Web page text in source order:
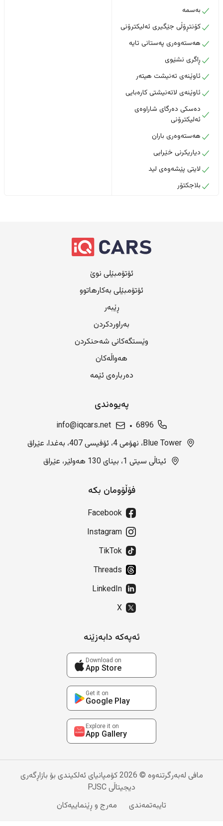
بەسمە
کۆنتڕۆڵی جێگیری ئەلیکترۆنی
هەستەوەری پەستانی تایە
ڕاگری نشێوی
ئاوێنەی تەنیشت هیتەر
ئاوێنەی لاتەنیشتی کارەبایی
دەسکی دەرگای شاراوەی
ئەلیکترۆنی
هەستەوەری باران
دیاریکرنی خێرایی
لایتی پێشەوەی لید
بلاجکتۆر
ئۆتۆمبێلی نوێ
ئۆتۆمبێلی بەکارهاتوو
ڕێبەر
بەراوردکردن
وێستگەکانی شەحنکردن
هەواڵەکان
دەربارەی ئێمە
پەیوەندی
6896
info@iqcars.net
Blue Tower، نهۆمی 4، ئۆفیسی 407، بەغدا، عێراق
ئیتاڵی سیتی 1، بینای 130 هەولێر، عێراق
فۆڵۆومان بکە
Facebook
Instagram
TikTok
Threads
LinkedIn
X
ئەپەکە دابەزێنە
Download on
App Store
Get it on
Google Play
Explore it on
App Gallery
مافی لەبەرگرتنەوە © 2026 کۆمپانیای ئەلکیندی بۆ بازاڕگەری
دیجیتاڵی PJSC
تایبەتمەندی
مەرج و ڕێنماییەکان